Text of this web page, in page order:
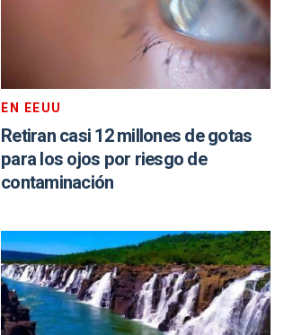
EN EEUU
Retiran casi 12 millones de gotas
para los ojos por riesgo de
contaminación